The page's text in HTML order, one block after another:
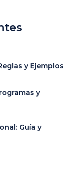
y Ejemplos
y
Guía y